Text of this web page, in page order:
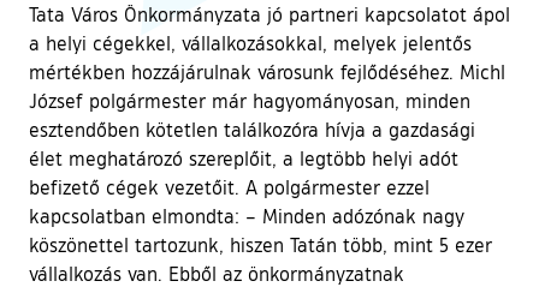
Tata Város Önkormányzata jó partneri kapcsolatot ápol
a helyi cégekkel, vállalkozásokkal, melyek jelentős
mértékben hozzájárulnak városunk fejlődéséhez. Michl
József polgármester már hagyományosan, minden
esztendőben kötetlen találkozóra hívja a gazdasági
élet meghatározó szereplőit, a legtöbb helyi adót
befizető cégek vezetőit. A polgármester ezzel
kapcsolatban elmondta: – Minden adózónak nagy
köszönettel tartozunk, hiszen Tatán több, mint 5 ezer
vállalkozás van. Ebből az önkormányzatnak